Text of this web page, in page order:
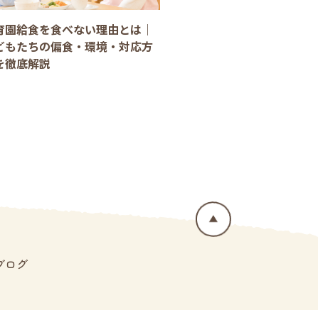
園給食を食べない理由とは｜
もたちの偏食・環境・対応方
徹底解説
ログ